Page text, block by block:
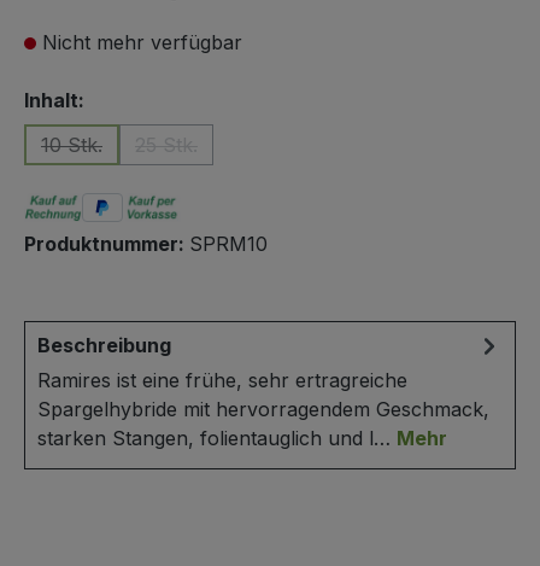
Nicht mehr verfügbar
Inhalt:
10 Stk.
(Diese Option ist zurzeit nicht verfügbar.)
Produktnummer: SPRM10
Beschreibung
Ramires ist eine frühe, sehr ertragreiche
Spargelhybride mit hervorragendem Geschmack,
starken Stangen, folientauglich und l… Mehr